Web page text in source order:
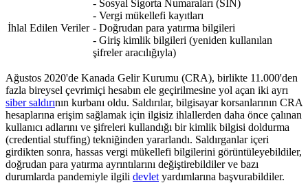
İhlal Edilen Veriler
- Sosyal Sigorta Numaraları (SIN)
- Vergi mükellefi kayıtları
- Doğrudan para yatırma bilgileri
- Giriş kimlik bilgileri (yeniden kullanılan
şifreler aracılığıyla)
Ağustos 2020'de Kanada Gelir Kurumu (CRA), birlikte 11.000'den
fazla bireysel çevrimiçi hesabın ele geçirilmesine yol açan iki ayrı
siber saldırının kurbanı oldu. Saldırılar, bilgisayar korsanlarının CRA
hesaplarına erişim sağlamak için ilgisiz ihlallerden daha önce çalınan
kullanıcı adlarını ve şifreleri kullandığı bir kimlik bilgisi doldurma
(credential stuffing) tekniğinden yararlandı. Saldırganlar içeri
girdikten sonra, hassas vergi mükellefi bilgilerini görüntüleyebildiler,
doğrudan para yatırma ayrıntılarını değiştirebildiler ve bazı
durumlarda pandemiyle ilgili devlet yardımlarına başvurabildiler.